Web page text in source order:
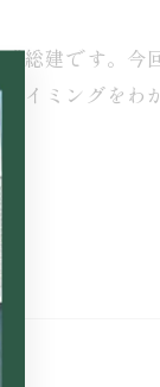
総建です。今
イミングを